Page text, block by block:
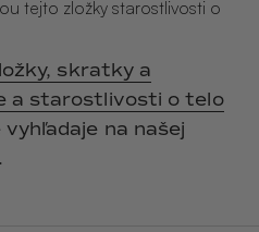
tejto zložky starostlivosti o
skratky a
a starostlivosti o telo
vyhľadaje na našej
L´AMOUR
MUCUMU
Essentials set